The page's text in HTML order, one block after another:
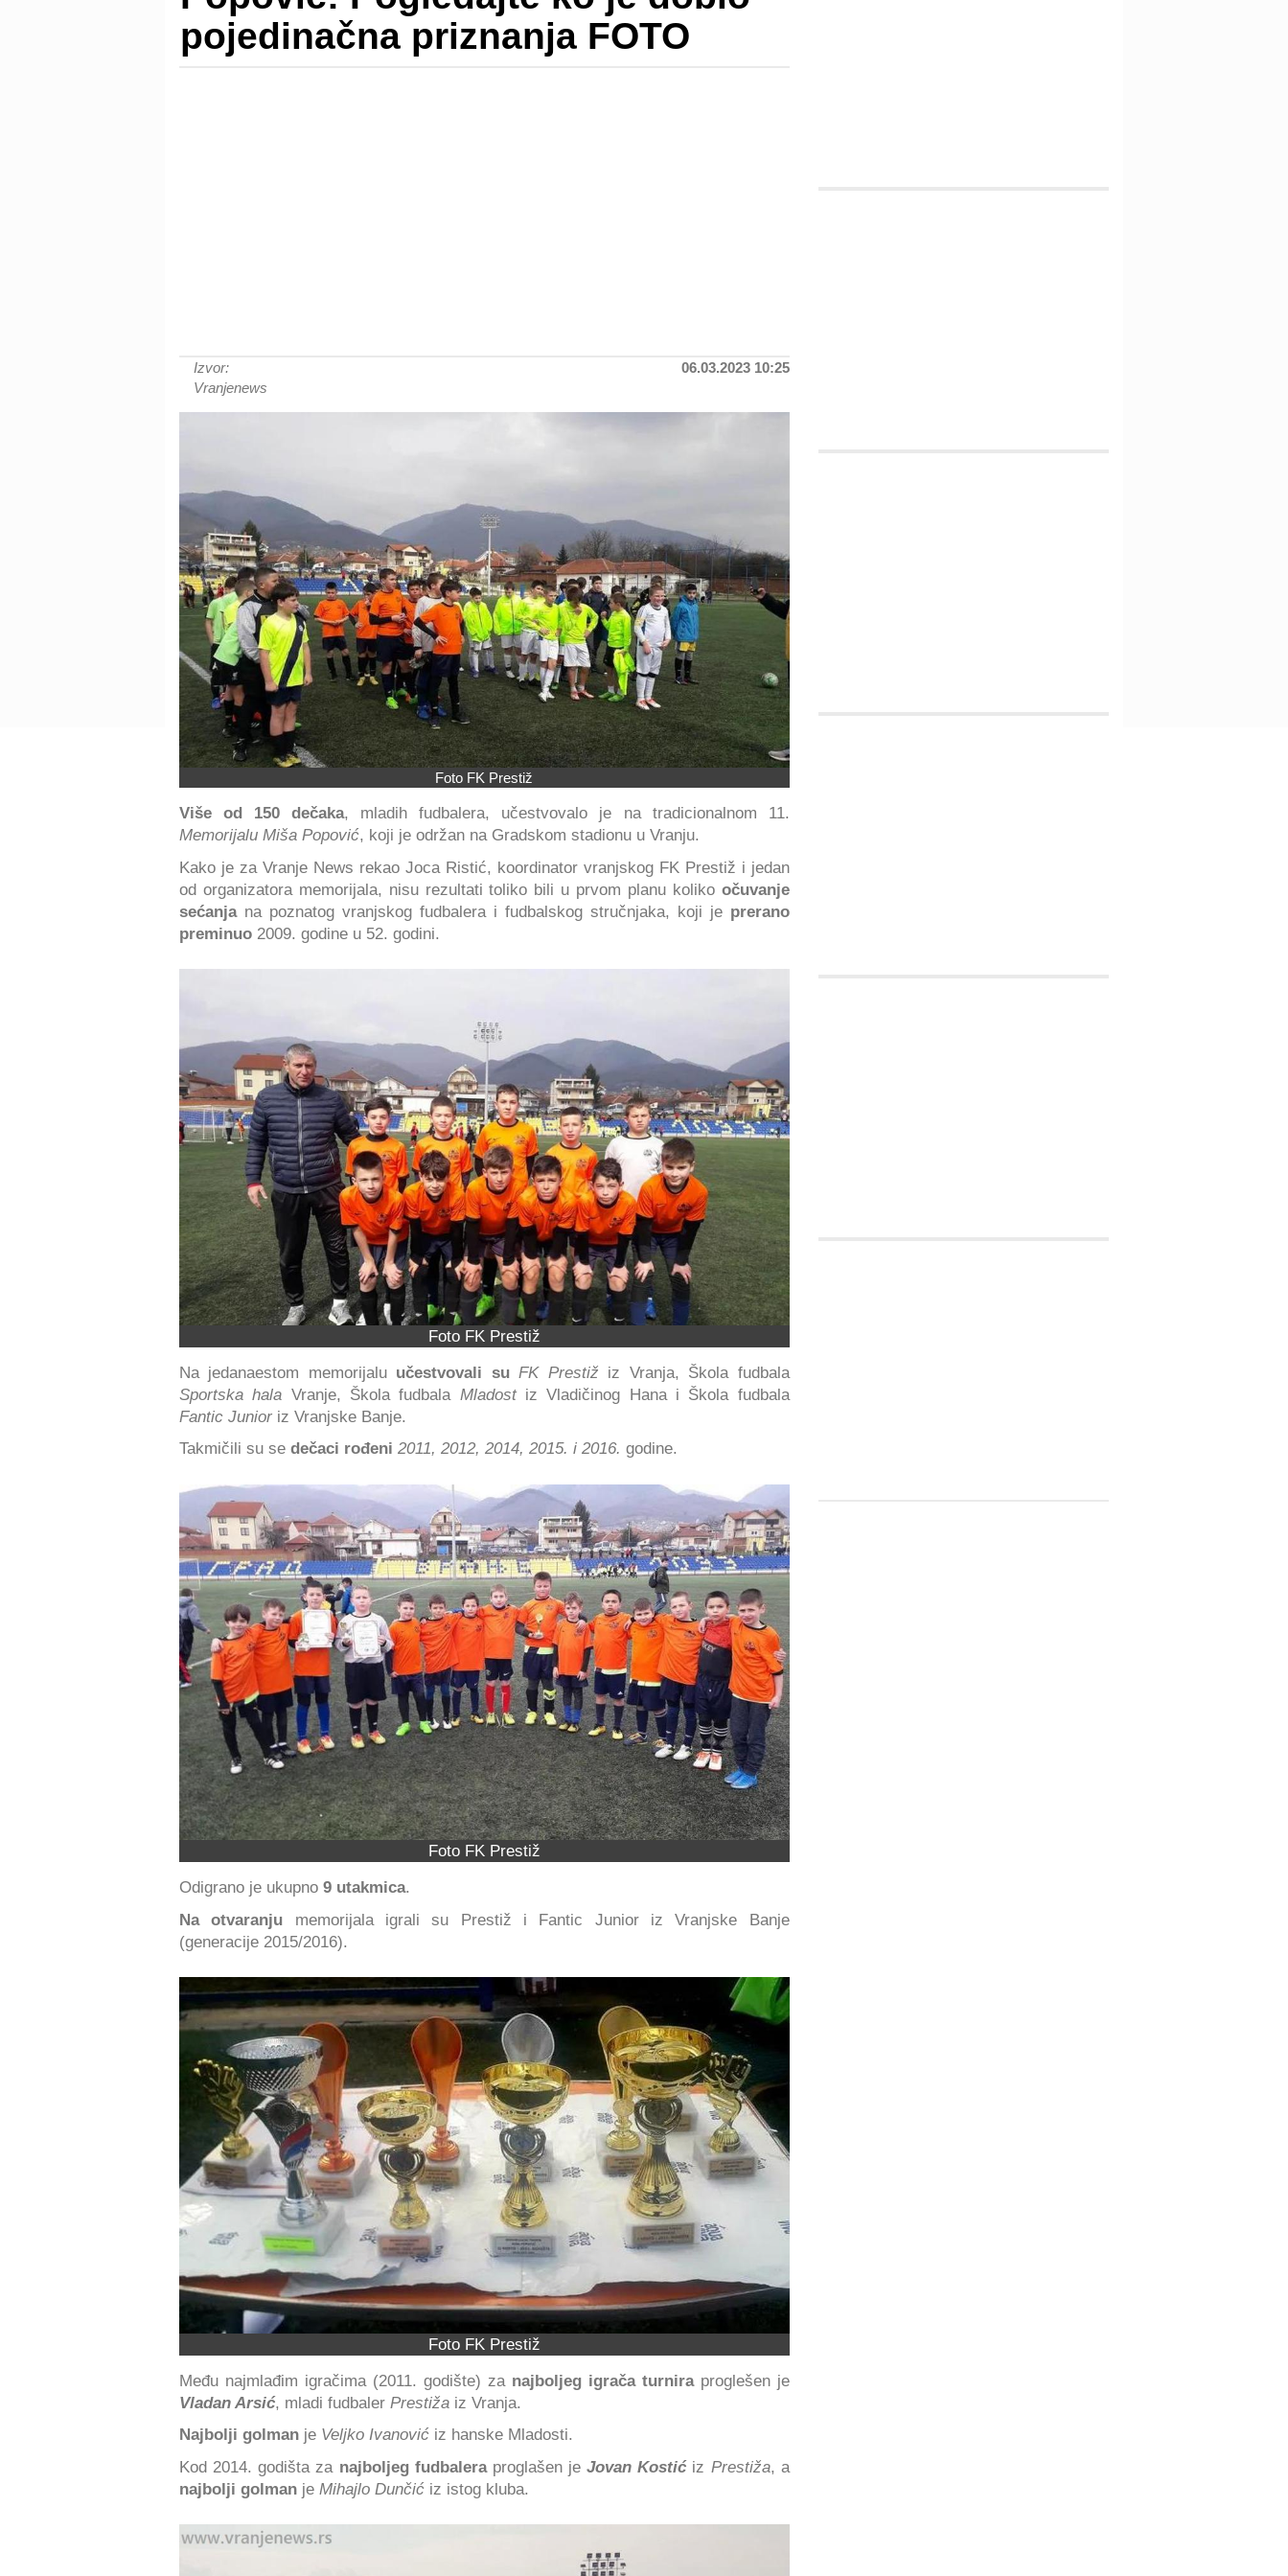
pojedinačna priznanja FOTO
Izvor:
Vranjenews
06.03.2023 10:25
Foto FK Prestiž
Više od 150 dečaka, mladih fudbalera, učestvovalo je na tradicionalnom 11.
Memorijalu Miša Popović, koji je održan na Gradskom stadionu u Vranju.
Kako je za Vranje News rekao Joca Ristić, koordinator vranjskog FK Prestiž i jedan
od organizatora memorijala, nisu rezultati toliko bili u prvom planu koliko očuvanje
sećanjana poznatog vranjskog fudbalera i fudbalskog stručnjaka, koji je prerano
preminuo 2009. godine u 52. godini.
Foto FK Prestiž
Na jedanaestom memorijaluučestvovali su FK Prestiž iz Vranja, Škola fudbala
Sportska hala Vranje, Škola fudbala Mladostiz Vladičinog Hana i Škola fudbala
Fantic Junior iz Vranjske Banje.
Takmičili su se dečaci rođeni 2011, 2012, 2014, 2015. i 2016. godine.
Foto FK Prestiž
Odigrano je ukupno 9 utakmica.
Na otvaranju memorijala igrali su Prestiž i Fantic Junior iz Vranjske Banje
(generacije 2015/2016).
Foto FK Prestiž
Među najmlađim igračima (2011. godište) za najboljeg igrača turniraproglešen je
Vladan Arsić, mladi fudbaler Prestiža iz Vranja.
Najbolji golman je Veljko Ivanović iz hanske Mladosti.
Kod 2014. godišta za najboljeg fudbalera proglašen jeJovan Kostićiz Prestiža, a
najbolji golman je Mihajlo Dunčić iz istog kluba.